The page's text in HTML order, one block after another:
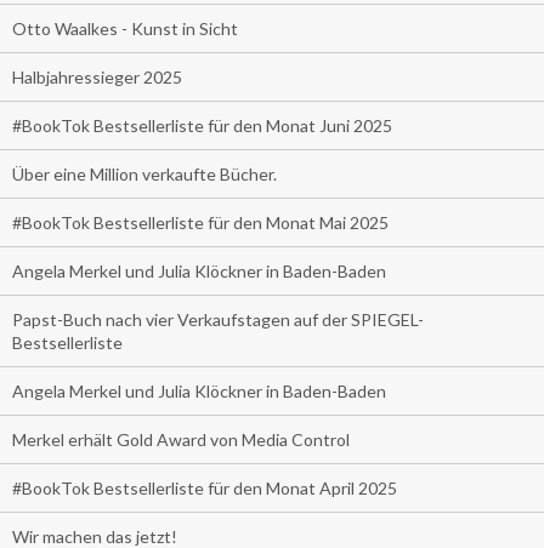
Otto Waalkes - Kunst in Sicht
Halbjahressieger 2025
#BookTok Bestsellerliste für den Monat Juni 2025
Über eine Million verkaufte Bücher.
#BookTok Bestsellerliste für den Monat Mai 2025
Angela Merkel und Julia Klöckner in Baden-Baden
Papst-Buch nach vier Verkaufstagen auf der SPIEGEL-
Bestsellerliste
Angela Merkel und Julia Klöckner in Baden-Baden
Merkel erhält Gold Award von Media Control
#BookTok Bestsellerliste für den Monat April 2025
Wir machen das jetzt!